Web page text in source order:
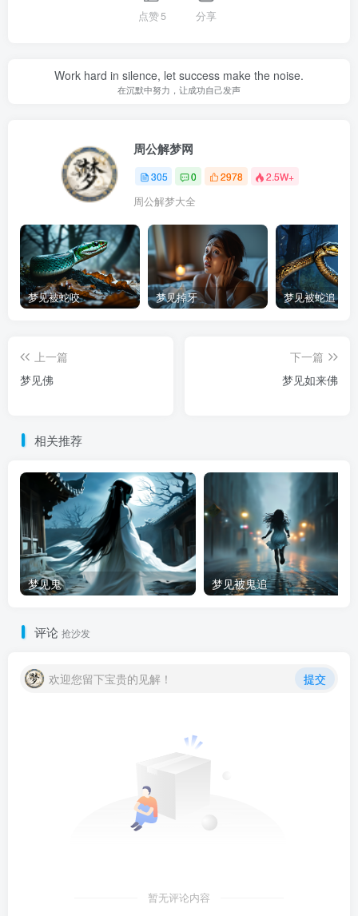
点赞5 分享
Work hard in silence, let success make the noise.
在沉默中努力，让成功自己发声
周公解梦网
305 0 2978 2.5W+
周公解梦大全
梦见被蛇咬 梦见掉牙 梦见被蛇追
上一篇
梦见佛
下一篇
梦见如来佛
相关推荐
梦见鬼 梦见被鬼追
评论 抢沙发
欢迎您留下宝贵的见解！ 提交
暂无评论内容